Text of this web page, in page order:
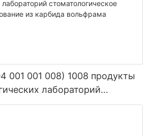
001 001 008) 1008 продукты
лабораторий
гранильное оборудование